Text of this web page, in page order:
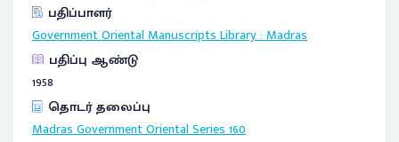
பதிப்பாளர்
Government Oriental Manuscripts Library:Madras
பதிப்பு ஆண்டு
1958
தொடர் தலைப்பு
Madras Government Oriental Series160